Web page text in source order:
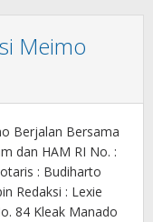
Meimo
Berjalan Bersama
dan HAM RI No. :
: Budiharto
Redaksi : Lexie
84 Kleak Manado